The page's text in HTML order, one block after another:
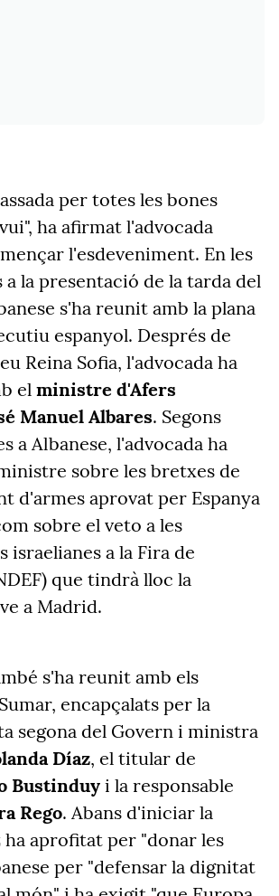
per totes les bones
ha afirmat l'advocada
l'esdeveniment. En les
la presentació de la tarda del
s'ha reunit amb la plana
espanyol. Després de
Reina Sofia, l'advocada ha
el ministre d'Afers
Manuel Albares. Segons
a Albanese, l'advocada ha
sobre les bretxes de
d'armes aprovat per Espanya
sobre el veto a les
israelianes a la Fira de
que tindrà lloc la
a Madrid.
s'ha reunit amb els
encapçalats per la
segona del Govern i ministra
Díaz, el titular de
Bustinduy i la responsable
Rego. Abans d'iniciar la
ha aprofitat per "donar les
per "defensar la dignitat